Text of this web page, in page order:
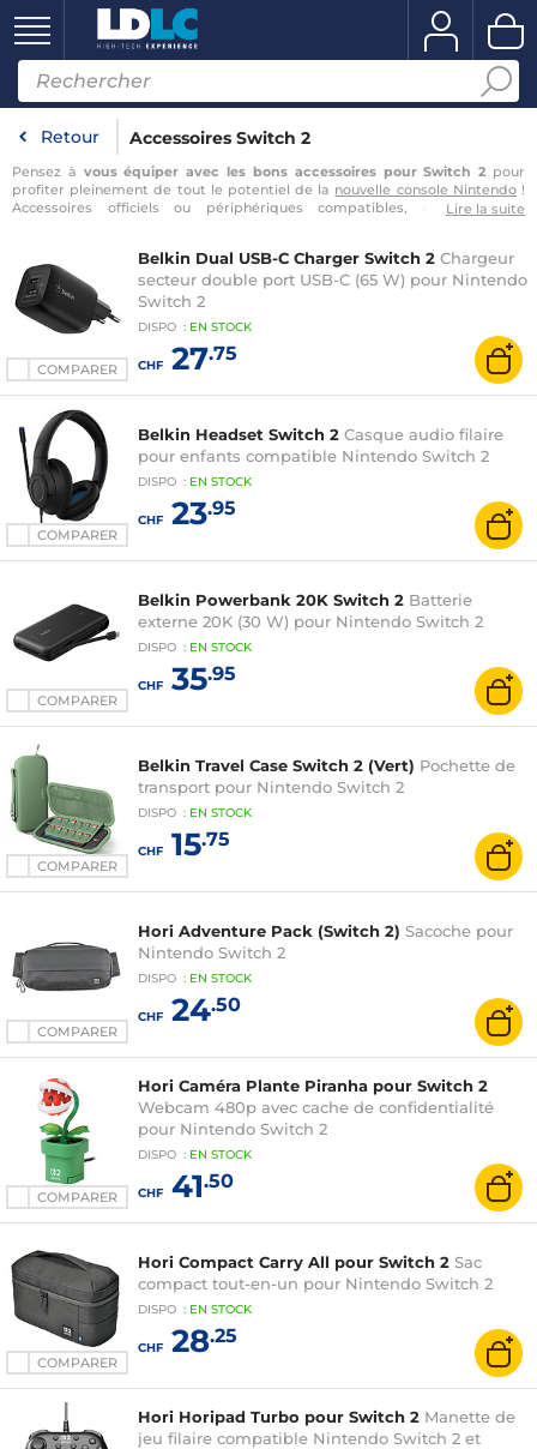
Retour Accessoires Switch 2
Pensez à vous équiper avec les bons accessoires pour Switch 2 pour
profiter pleinement de tout le potentiel de la nouvelle console Nintendo!
Accessoires officiels ou périphériques compatibles, découvrez un
en toute sécurité avec la housse de protection ou sauvegardez vos
avancées avec une carte mémoire 100% compatible. Avec la caméra
externe filaire, discutez avec vos amis ou appréciez les instants de jeu qui
feront appel à la webcam. Vous l'aurez compris, une expérience de choix
vous attend
Lire la suite
COMPARER
Belkin Dual USB-C Charger Switch 2 Chargeur
secteur double port USB-C (65 W) pour Nintendo
Switch 2
DISPO : EN STOCK
CHF27.75
COMPARER
Belkin Headset Switch 2 Casque audio filaire
pour enfants compatible Nintendo Switch 2
DISPO : EN STOCK
CHF23.95
COMPARER
Belkin Powerbank 20K Switch 2 Batterie
externe 20K (30 W) pour Nintendo Switch 2
DISPO : EN STOCK
CHF35.95
COMPARER
Belkin Travel Case Switch 2 (Vert) Pochette de
transport pour Nintendo Switch 2
DISPO : EN STOCK
CHF15.75
COMPARER
Hori Adventure Pack (Switch 2) Sacoche pour
Nintendo Switch 2
DISPO : EN STOCK
CHF24.50
COMPARER
Hori Caméra Plante Piranha pour Switch 2
Webcam 480p avec cache de confidentialité
pour Nintendo Switch 2
DISPO : EN STOCK
CHF41.50
COMPARER
Hori Compact Carry All pour Switch 2 Sac
compact tout-en-un pour Nintendo Switch 2
DISPO : EN STOCK
CHF28.25
Hori Horipad Turbo pour Switch 2 Manette de
jeu filaire compatible Nintendo Switch 2 et